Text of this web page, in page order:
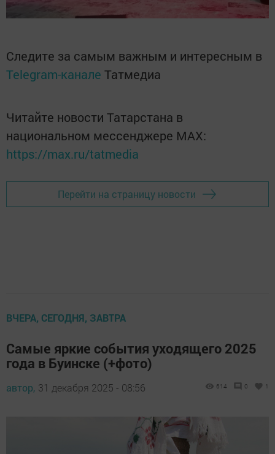
Следите за самым важным и интересным в
Telegram-канале Татмедиа
Читайте новости Татарстана в
национальном мессенджере MАХ:
https://max.ru/tatmedia
Перейти на страницу новости
ВЧЕРА, СЕГОДНЯ, ЗАВТРА
Самые яркие события уходящего 2025
года в Буинске (+фото)
автор, 31 декабря 2025 - 08:56 614 0 1